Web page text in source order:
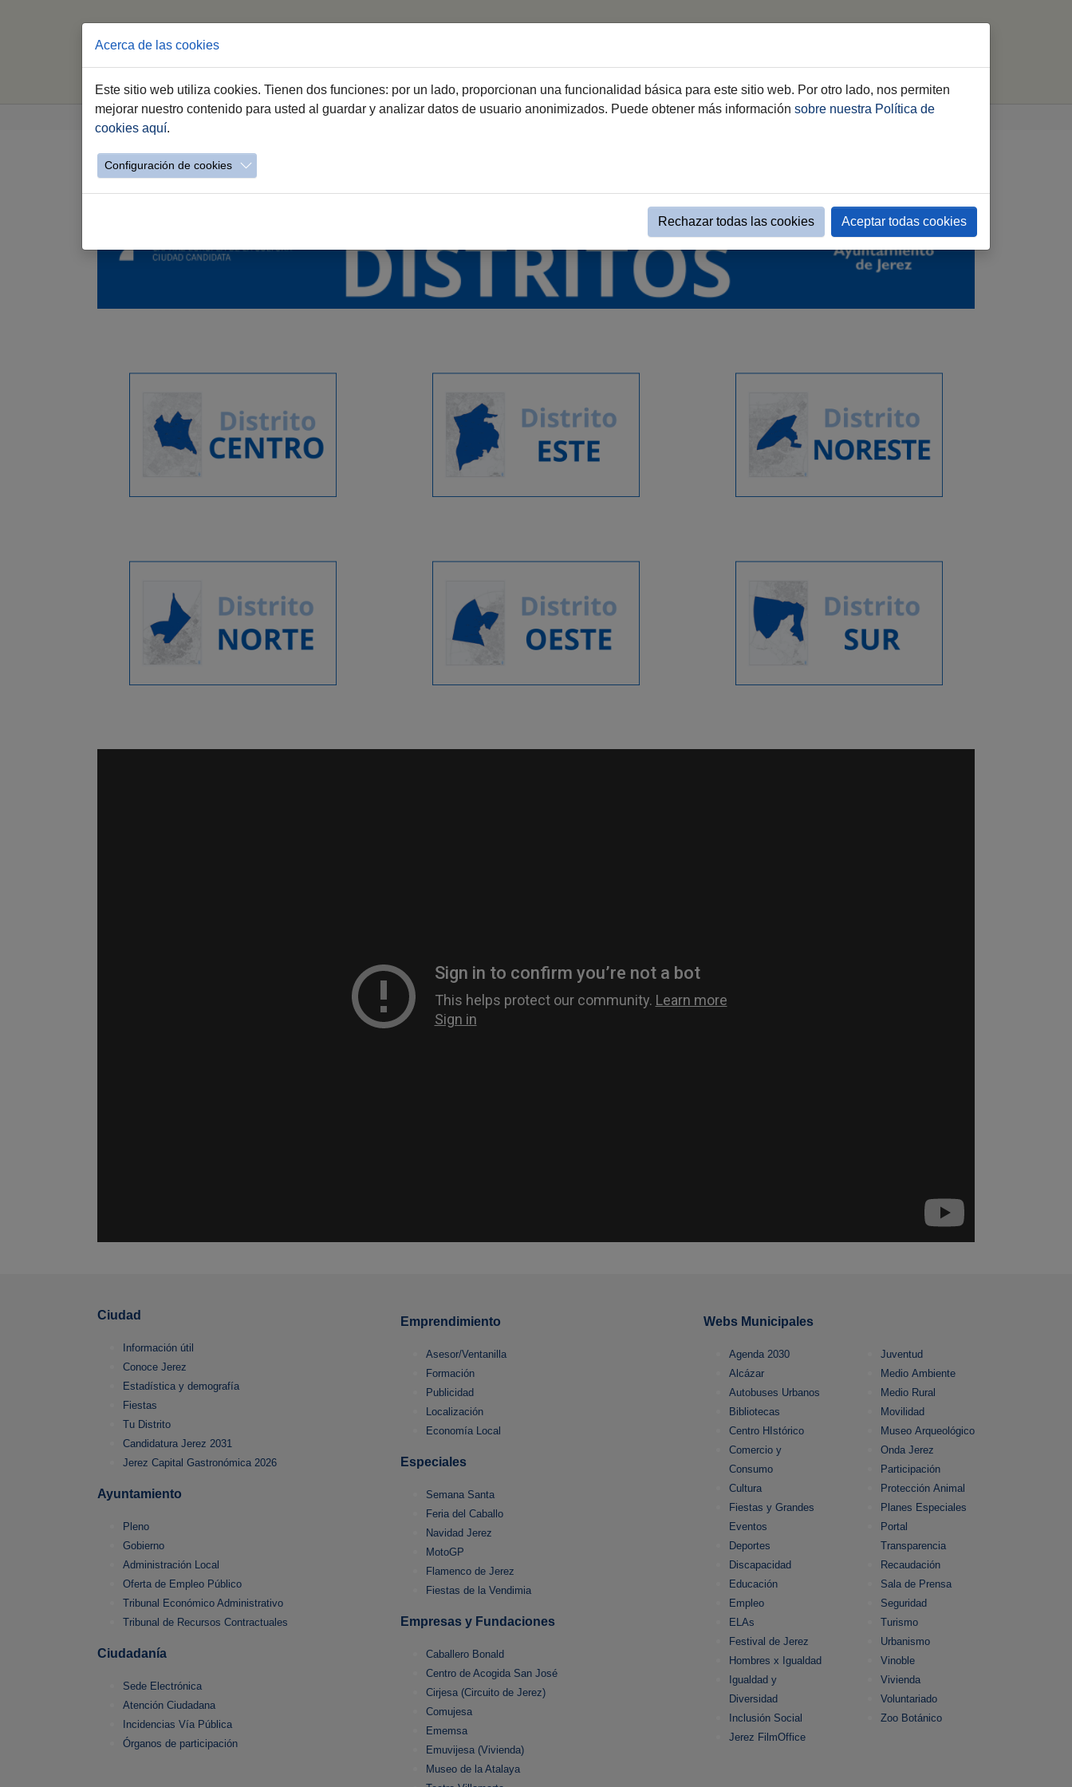
Jerez.es Webs Municipales Participación Distritos Guías de Distritos
Ciudad
Información útil
Conoce Jerez
Estadística y demografía
Fiestas
Tu Distrito
Candidatura Jerez 2031
Jerez Capital Gastronómica 2026
Ayuntamiento
Pleno
Gobierno
Administración Local
Oferta de Empleo Público
Tribunal Económico Administrativo
Tribunal de Recursos Contractuales
Ciudadanía
Sede Electrónica
Atención Ciudadana
Incidencias Vía Pública
Órganos de participación
Emprendimiento
Asesor/Ventanilla
Formación
Publicidad
Localización
Economía Local
Especiales
Semana Santa
Feria del Caballo
Navidad Jerez
MotoGP
Flamenco de Jerez
Fiestas de la Vendimia
Empresas y Fundaciones
Caballero Bonald
Centro de Acogida San José
Cirjesa (Circuito de Jerez)
Comujesa
Ememsa
Emuvijesa (Vivienda)
Museo de la Atalaya
Webs Municipales
Agenda 2030
Alcázar
Autobuses Urbanos
Bibliotecas
Centro HIstórico
Comercio y
Consumo
Cultura
Fiestas y Grandes
Eventos
Deportes
Discapacidad
Educación
Empleo
ELAs
Festival de Jerez
Hombres x Igualdad
Igualdad y
Diversidad
Inclusión Social
Jerez FilmOffice
Juventud
Medio Ambiente
Medio Rural
Movilidad
Museo Arqueológico
Onda Jerez
Participación
Protección Animal
Planes Especiales
Portal
Transparencia
Recaudación
Sala de Prensa
Seguridad
Turismo
Urbanismo
Vinoble
Vivienda
Voluntariado
Zoo Botánico
Acerca de las cookies
Este sitio web utiliza cookies. Tienen dos funciones: por un lado, proporcionan una funcionalidad básica para este sitio web. Por otro lado, nos permiten
mejorar nuestro contenido para usted al guardar y analizar datos de usuario anonimizados. Puede obtener más información sobre nuestra Política de
cookies aquí.
Configuración de cookies
Rechazar todas las cookies Aceptar todas cookies